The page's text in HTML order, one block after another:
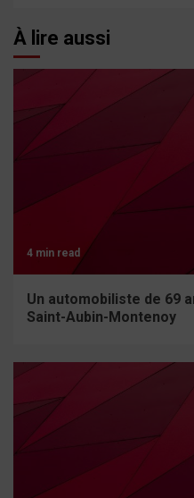
À lire aussi
4 min read
Un automobiliste de 69
Saint-Aubin-Montenoy